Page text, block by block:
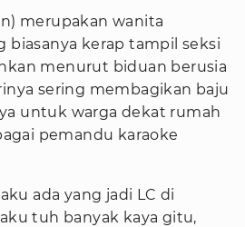
merupakan wanita
biasanya kerap tampil seksi
menurut biduan berusia
sering membagikan baju
untuk warga dekat rumah
pemandu karaoke
ada yang jadi LC di
tuh banyak kaya gitu,